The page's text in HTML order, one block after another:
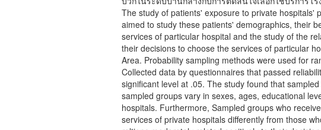
The study of patients' exposure to private hospitals'
aimed to study these patients' demographics, their
services of particular hospital and the study of the
their decisions to choose the services of particular
Area. Probability sampling methods were used for
Collected data by questionnaires that passed
significant level at .05. The study found that
sampled groups vary in sexes, ages, educational
hospitals. Furthermore, Sampled groups who
services of private hospitals differently from those